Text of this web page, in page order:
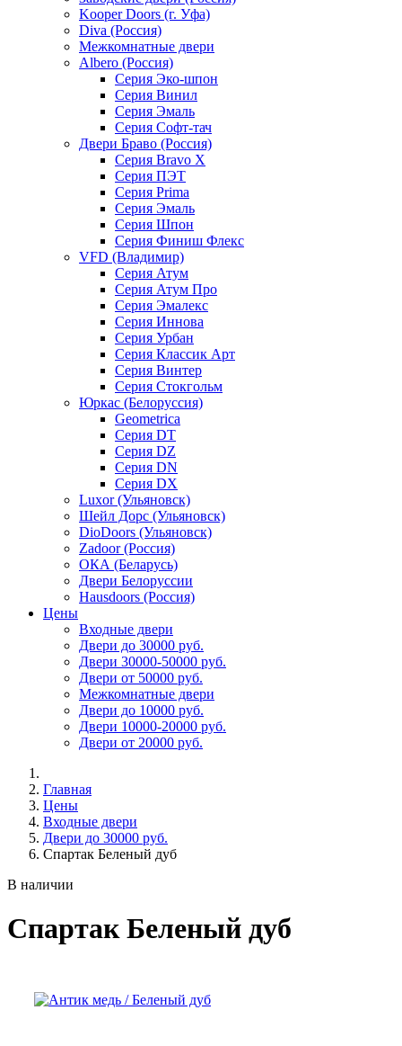
Kooper Doors (г. Уфа)
Diva (Россия)
Межкомнатные двери
Albero (Россия)
Серия Эко-шпон
Серия Винил
Серия Эмаль
Серия Софт-тач
Двери Браво (Россия)
Серия Bravo X
Серия ПЭТ
Серия Prima
Серия Эмаль
Серия Шпон
Серия Финиш Флекс
VFD (Владимир)
Серия Атум
Серия Атум Про
Серия Эмалекс
Серия Иннова
Серия Урбан
Серия Классик Арт
Серия Винтер
Серия Стокгольм
Юркас (Белоруссия)
Geometrica
Серия DT
Серия DZ
Серия DN
Серия DX
Luxor (Ульяновск)
Шейл Дорс (Ульяновск)
DioDoors (Ульяновск)
Zadoor (Россия)
ОКА (Беларусь)
Двери Белоруссии
Hausdoors (Россия)
Цены
Входные двери
Двери до 30000 руб.
Двери 30000-50000 руб.
Двери от 50000 руб.
Межкомнатные двери
Двери до 10000 руб.
Двери 10000-20000 руб.
Двери от 20000 руб.
Главная
Цены
Входные двери
Двери до 30000 руб.
Спартак Беленый дуб
В наличии
Спартак Беленый дуб